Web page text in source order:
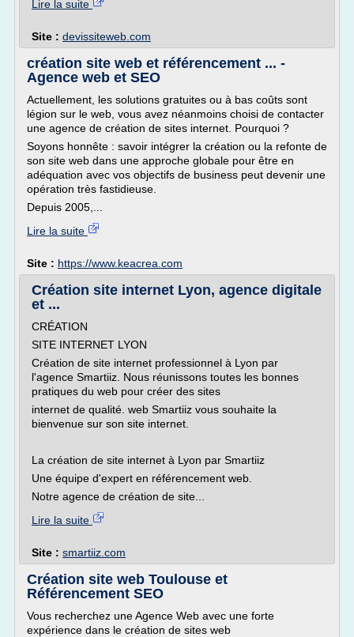
Lire la suite
Site : devissiteweb.com
création site web et référencement ... -
Agence web et SEO
Actuellement, les solutions gratuites ou à bas coûts sont
légion sur le web, vous avez néanmoins choisi de contacter
une agence de création de sites internet. Pourquoi ?
Soyons honnête : savoir intégrer la création ou la refonte de
son site web dans une approche globale pour être en
adéquation avec vos objectifs de business peut devenir une
opération très fastidieuse.
Depuis 2005,...
Lire la suite
Site : https://www.keacrea.com
Création site internet Lyon, agence digitale
et ...
CRÉATION
SITE INTERNET LYON
Création de site internet professionnel à Lyon par
l'agence Smartiiz. Nous réunissons toutes les bonnes
pratiques du web pour créer des sites
internet de qualité. web Smartiiz vous souhaite la
bienvenue sur son site internet.
La création de site internet à Lyon par Smartiiz
Une équipe d'expert en référencement web.
Notre agence de création de site...
Lire la suite
Site : smartiiz.com
Création site web Toulouse et
Référencement SEO
Vous recherchez une Agence Web avec une forte
expérience dans le création de sites web